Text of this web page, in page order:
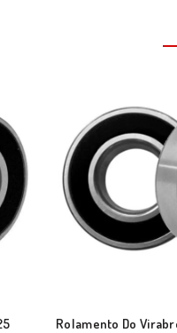
Rolamento Do